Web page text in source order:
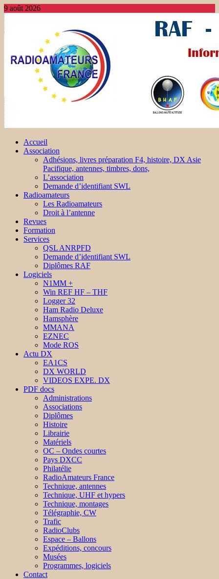
9 août 2026
Accueil
Association
Adhésions, livres préparation F4, histoire, DX Asie
Pacifique, antennes, timbres, dons,
L’association
Demande d’identifiant SWL
Radioamateurs
Les Radioamateurs
Droit à l’antenne
Revues
Formation
Services
QSL ANRPFD
Demande d’identifiant SWL
Diplômes RAF
Logiciels
N1MM +
Win REF HF – THF
Logger 32
Ham Radio Deluxe
Hamsphère
MMANA
EZNEC
Mode ROS
Actu DX
EA1CS
DX WORLD
VIDEOS EXPE. DX
PDF docs
Administrations
Associations
Diplômes
Histoire
Librairie
Matériels
OC – Ondes courtes
Pays DXCC
Philatélie
RadioAmateurs France
Technique, antennes
Technique, UHF et hypers
Technique, montages
Télégraphie, CW
Trafic
RadioClubs
Espace – Ballons
Expéditions, concours
Musées
Programmes, logiciels
Contact